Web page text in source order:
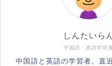
中国語・英語学習
しんたいら
中国語と英語の学習者。直